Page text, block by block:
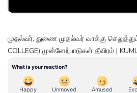
முதல்வர், துணை முதல்வர் வாக்கு
COLLEGE) முன்னேற்பாடுகள் தீவிரம் |